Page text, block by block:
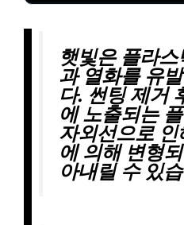
햇빛은 플라
과 열화를 유
다. 썬팅 제거
에 노출되는
자외선으로
에 의해 변형
아내릴 수 있